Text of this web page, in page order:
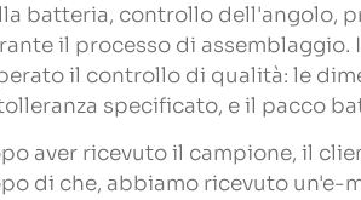
batteria, controllo dell'angolo,
il processo di assemblaggio.
il controllo di qualità: le
specificato, e il pacco
aver ricevuto il campione, il
di che, abbiamo ricevuto un'e-